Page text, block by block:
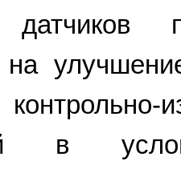
датчиков
на
в